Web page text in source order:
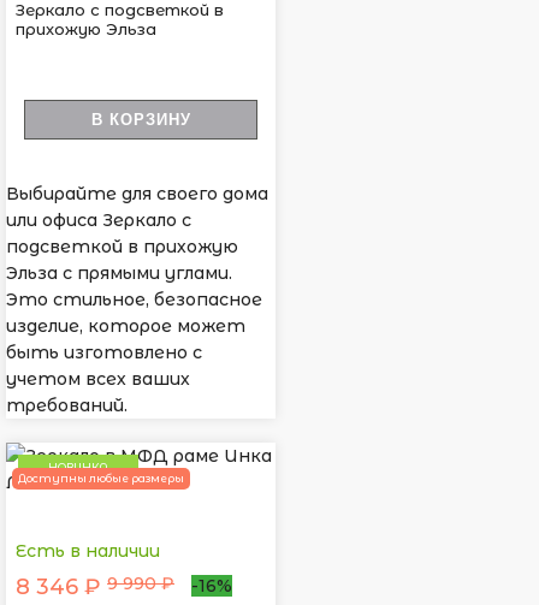
Зеркало с подсветкой в
прихожую Эльза
В КОРЗИНУ
Выбирайте для своего дома
или офиса Зеркало с
подсветкой в прихожую
Эльза с прямыми углами.
Это стильное, безопасное
изделие, которое может
быть изготовлено с
учетом всех ваших
требований.
НОВИНКА
Доступны любые размеры
Есть в наличии
8 346 ₽ 9 990 ₽
-16%